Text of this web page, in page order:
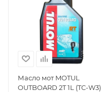
Масло мот MOTUL
OUTBOARD 2T 1L (TC-W3)